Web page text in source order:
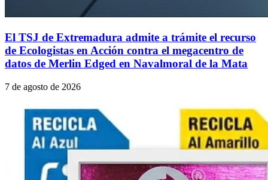
El TSJ de Extremadura admite a trámite el recurso
de Ecologistas en Acción contra el megacentro de
datos de Merlin Edged en Navalmoral de la Mata
7 de agosto de 2026